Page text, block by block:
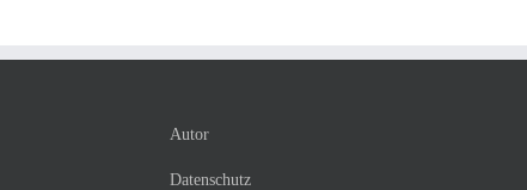
Autor
Datenschutz